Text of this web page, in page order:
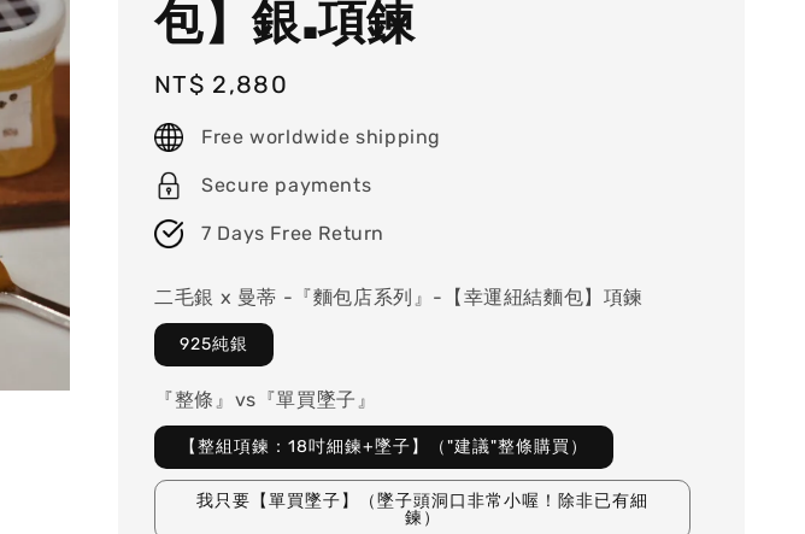
包】銀.項鍊
Regular
price
NT$ 2,880
Free worldwide shipping
Secure payments
7 Days Free Return
二毛銀 x 曼蒂 -『麵包店系列』-【幸運紐結麵包】項鍊
925純銀
『整條』vs『單買墜子』
【整組項鍊：18吋細鍊+墜子】（"建議"整條購買）
我只要【單買墜子】（墜子頭洞口非常小喔！除非已有細
鍊）